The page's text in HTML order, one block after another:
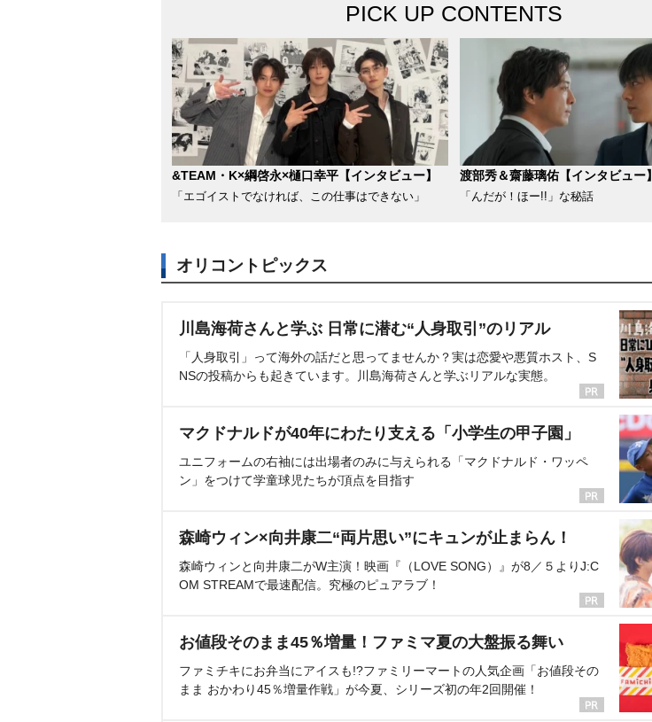
PICK UP CONTENTS
&TEAM・K×綱啓永×樋口幸平【インタビュー】
「エゴイストでなければ、この仕事はできない」
渡部秀＆齋藤璃佑【インタビュー】
「んだが！ほー!!」な秘話
オリコントピックス
川島海荷さんと学ぶ 日常に潜む“人身取引”のリアル
「人身取引」って海外の話だと思ってませんか？実は恋愛や悪質ホスト、S
NSの投稿からも起きています。川島海荷さんと学ぶリアルな実態。
マクドナルドが40年にわたり支える「小学生の甲子園」
ユニフォームの右袖には出場者のみに与えられる「マクドナルド・ワッペ
ン」をつけて学童球児たちが頂点を目指す
森崎ウィン×向井康二“両片思い”にキュンが止まらん！
森崎ウィンと向井康二がW主演！映画『（LOVE SONG）』が8／５よりJ:C
OM STREAMで最速配信。究極のピュアラブ！
お値段そのまま45％増量！ファミマ夏の大盤振る舞い
ファミチキにお弁当にアイスも!?ファミリーマートの人気企画「お値段その
まま おかわり45％増量作戦」が今夏、シリーズ初の年2回開催！